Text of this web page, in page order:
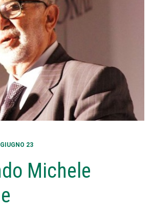
23
Michele